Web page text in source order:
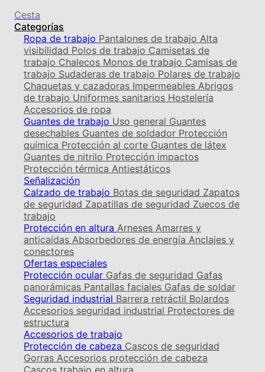
Cesta
Categorías
Ropa de trabajo Pantalones de trabajo Alta
visibilidad Polos de trabajo Camisetas de
trabajo Chalecos Monos de trabajo Camisas de
trabajo Sudaderas de trabajo Polares de trabajo
Chaquetas y cazadoras Impermeables Abrigos
de trabajo Uniformes sanitarios Hostelería
Accesorios de ropa
Guantes de trabajo Uso general Guantes
desechables Guantes de soldador Protección
química Protección al corte Guantes de látex
Guantes de nitrilo Protección impactos
Protección térmica Antiestáticos
Señalización
Calzado de trabajo Botas de seguridad Zapatos
de seguridad Zapatillas de seguridad Zuecos de
trabajo
Protección en altura Arneses Amarres y
anticaídas Absorbedores de energía Anclajes y
conectores
Ofertas especiales
Protección ocular Gafas de seguridad Gafas
panorámicas Pantallas faciales Gafas de soldar
Seguridad industrial Barrera retráctil Bolardos
Accesorios seguridad industrial Protectores de
estructura
Accesorios de trabajo
Protección de cabeza Cascos de seguridad
Gorras Accesorios protección de cabeza
Cascos trabajo en altura